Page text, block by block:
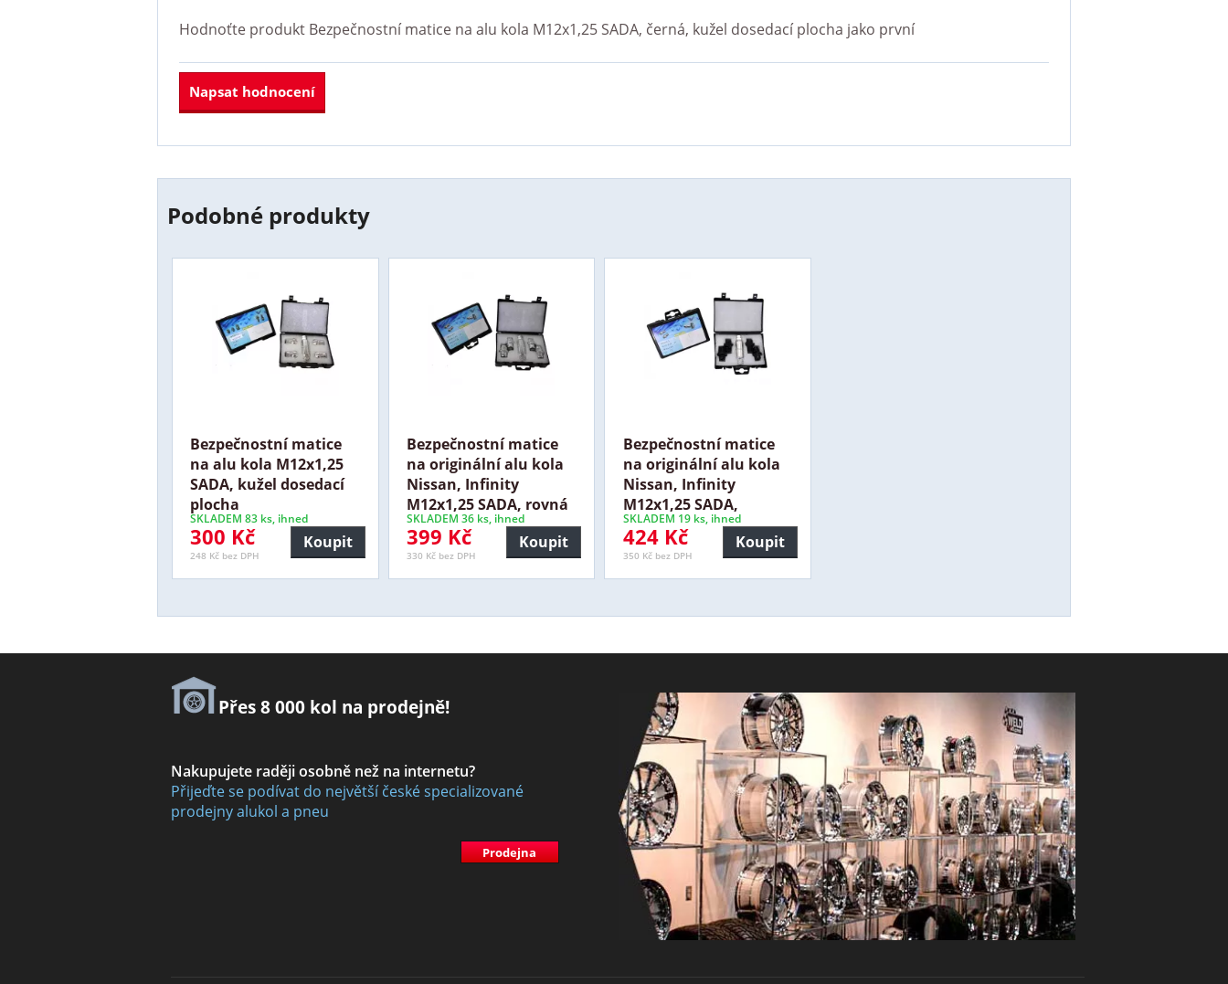
Hodnoťte produkt Bezpečnostní matice na alu kola M12x1,25 SADA, černá, kužel dosedací plocha jako první
Napsat hodnocení
Podobné produkty
Bezpečnostní matice
na alu kola M12x1,25
SADA, kužel dosedací
plocha
SKLADEM 83 ks, ihned
300 Kč
248 Kč bez DPH
Koupit
Bezpečnostní matice
na originální alu kola
Nissan, Infinity
M12x1,25 SADA, rovná
SKLADEM 36 ks, ihned
399 Kč
330 Kč bez DPH
Koupit
Bezpečnostní matice
na originální alu kola
Nissan, Infinity
M12x1,25 SADA,
SKLADEM 19 ks, ihned
424 Kč
350 Kč bez DPH
Koupit
Přes 8 000 kol na prodejně!
Nakupujete raději osobně než na internetu?
Přijeďte se podívat do největší české specializované
prodejny alukol a pneu
Prodejna